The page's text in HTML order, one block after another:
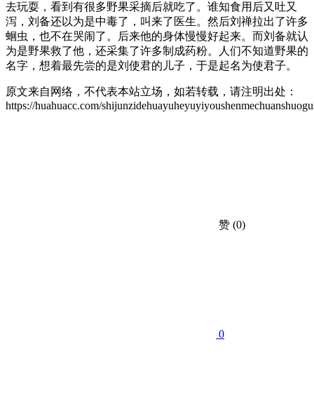
去玩耍，看到有很多野果采摘后就吃了。谁知食用后又吐又
泻，刘备还以为是中毒了，叫来了医生。然后刘禅拉出了许多
蛔虫，也不在哭闹了。后来他的身体慢慢好起来。而刘备就认
为是野果救了他，还采集了许多制成药粉。人们不知道野果的
名字，想着最先尝的是刘使君的儿子，于是起名为使君子。
原文来自网络，不代表本站立场，如若转载，请注明出处：
https://huahuacc.com/
赞 (0)
0